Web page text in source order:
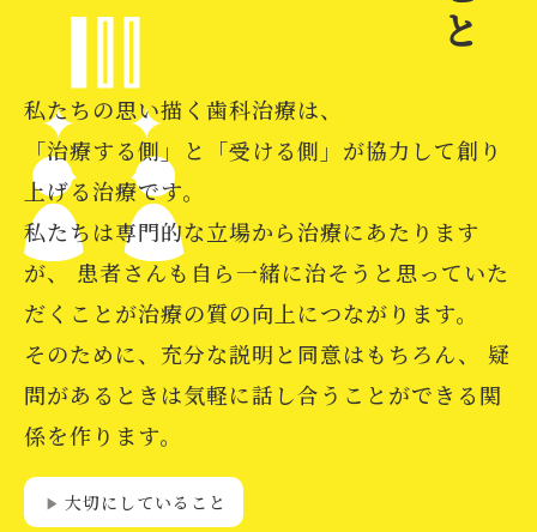
私たちの思い描く歯科治療は、
「治療する側」と「受ける側」が協力して創り
上げる治療です。
私たちは専門的な立場から治療にあたります
が、 患者さんも自ら一緒に治そうと思っていた
だくことが治療の質の向上につながります。
そのために、充分な説明と同意はもちろん、
疑
問があるときは気軽に話し合うことができる関
係を作ります。
play_arrow 大切にしていること